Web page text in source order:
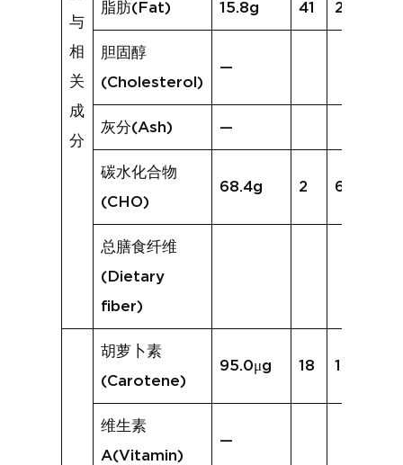
与
相
关
成
分
脂肪(Fat) 15.8g 41 21.7g
胆固醇
(Cholesterol)
—
灰分(Ash) —
碳水化合物
(CHO)
68.4g 2 60.3g
总膳食纤维
(Dietary
fiber)
胡萝卜素
(Carotene)
95.0μg 18 109.1μg
维生素
A(Vitamin)
—